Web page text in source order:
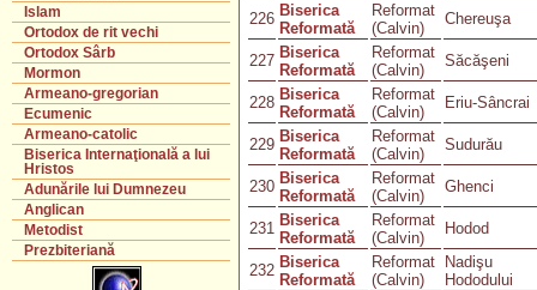
Islam
Ortodox de rit vechi
Ortodox Sârb
Mormon
Armeano-gregorian
Ecumenic
Armeano-catolic
Biserica Internaţională a lui
Hristos
Adunările lui Dumnezeu
Anglican
Metodist
Prezbiteriană
226 Biserica
Reformată
Reformat
(Calvin)
Chereuşa
227 Biserica
Reformată
Reformat
(Calvin)
Săcăşeni
228 Biserica
Reformată
Reformat
(Calvin)
Eriu-Sâncrai
229 Biserica
Reformată
Reformat
(Calvin)
Sudurău
230 Biserica
Reformată
Reformat
(Calvin)
Ghenci
231 Biserica
Reformată
Reformat
(Calvin)
Hodod
232 Biserica
Reformată
Reformat
(Calvin)
Nadişu
Hododului